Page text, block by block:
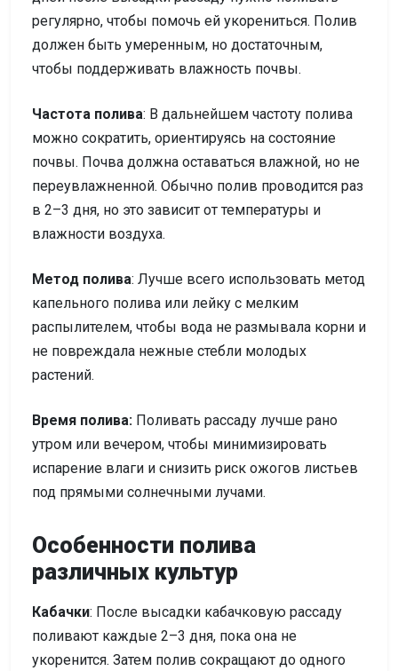
регулярно, чтобы помочь ей укорениться. Полив
должен быть умеренным, но достаточным,
чтобы поддерживать влажность почвы.
Частота полива: В дальнейшем частоту полива
можно сократить, ориентируясь на состояние
почвы. Почва должна оставаться влажной, но не
переувлажненной. Обычно полив проводится раз
в 2–3 дня, но это зависит от температуры и
влажности воздуха.
Метод полива: Лучше всего использовать метод
капельного полива или лейку с мелким
распылителем, чтобы вода не размывала корни и
не повреждала нежные стебли молодых
растений.
Время полива: Поливать рассаду лучше рано
утром или вечером, чтобы минимизировать
испарение влаги и снизить риск ожогов листьев
под прямыми солнечными лучами.
Особенности полива
различных культур
Кабачки: После высадки кабачковую рассаду
поливают каждые 2–3 дня, пока она не
укоренится. Затем полив сокращают до одного